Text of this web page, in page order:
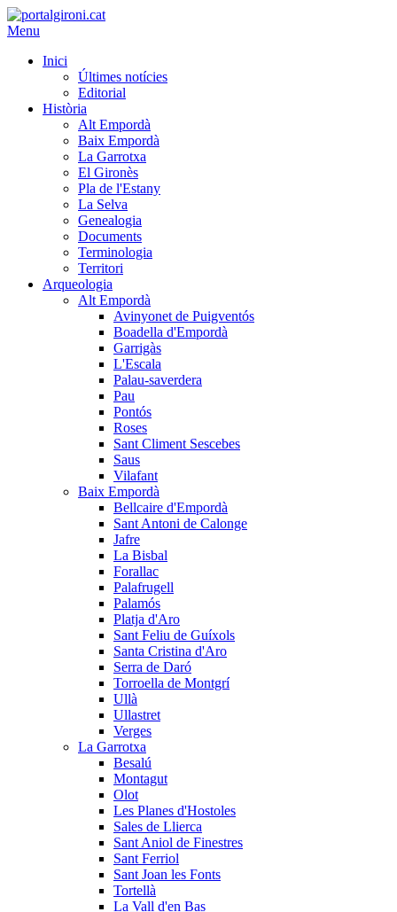
Menu
Inici
Últimes notícies
Editorial
Història
Alt Empordà
Baix Empordà
La Garrotxa
El Gironès
Pla de l'Estany
La Selva
Genealogia
Documents
Terminologia
Territori
Arqueologia
Alt Empordà
Avinyonet de Puigventós
Boadella d'Empordà
Garrigàs
L'Escala
Palau-saverdera
Pau
Pontós
Roses
Sant Climent Sescebes
Saus
Vilafant
Baix Empordà
Bellcaire d'Empordà
Sant Antoni de Calonge
Jafre
La Bisbal
Forallac
Palafrugell
Palamós
Platja d'Aro
Sant Feliu de Guíxols
Santa Cristina d'Aro
Serra de Daró
Torroella de Montgrí
Ullà
Ullastret
Verges
La Garrotxa
Besalú
Montagut
Olot
Les Planes d'Hostoles
Sales de Llierca
Sant Aniol de Finestres
Sant Ferriol
Sant Joan les Fonts
Tortellà
La Vall d'en Bas